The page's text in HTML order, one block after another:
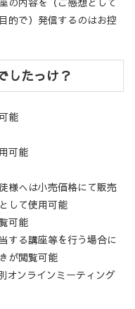
的で）発信するのはお控
したっけ？
能
可能
様へは小売価格にて販売
して使用可能
可能
する講座等を行う場合に
が閲覧可能
オンラインミーティング